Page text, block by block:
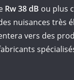
Rw 38 dB ou plus
nuisances très
vers des